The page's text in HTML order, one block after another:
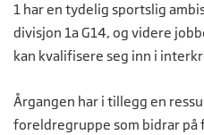
1 har en tydelig sportslig
divisjon 1a G14, og videre
kan kvalifisere seg inn i
Årgangen har i tillegg en
foreldregruppe som bidrar